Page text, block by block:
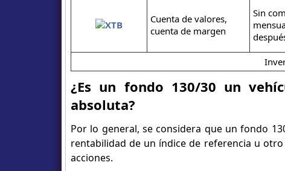
Cuenta de valores,
cuenta de margen
Sin
¿Es un fondo 130/30 un
absoluta?
Por lo general, se considera que un fondo
rentabilidad de un índice de referencia u
acciones.